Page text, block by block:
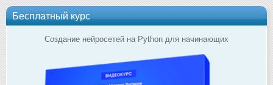
Бесплатный курс
Создание нейросетей на Python для начинающих